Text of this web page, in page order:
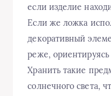
если изделие
Если же ложка
декоративный
реже,
Хранить такие
солнечного света,